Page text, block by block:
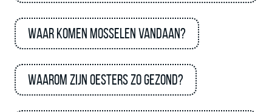
Waar komen mosselen vandaan?
Waarom zijn oesters zo gezond?